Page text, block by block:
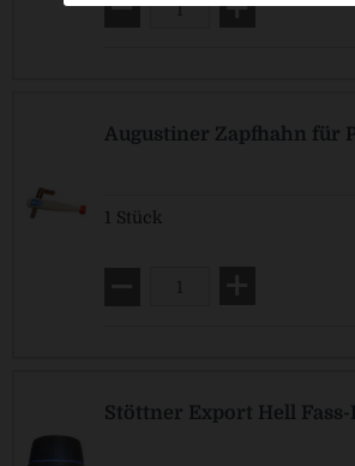
Augustiner Zapfhahn für
1 Stück
Stöttner Export Hell Fass-